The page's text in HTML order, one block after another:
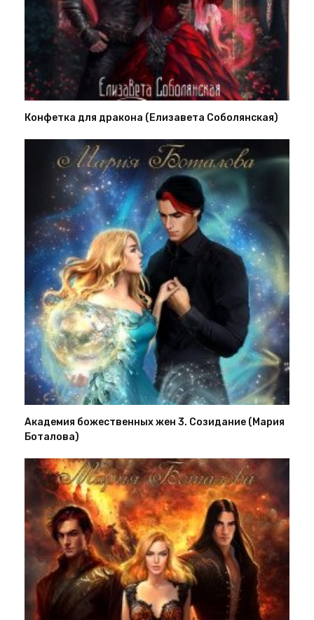
Конфетка для дракона (Елизавета Соболянская)
Академия божественных жен 3. Созидание (Мария
Боталова)